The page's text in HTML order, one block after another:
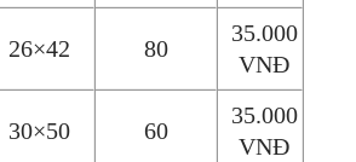
26×42 80
35.000
VNĐ
30×50 60
35.000
VNĐ